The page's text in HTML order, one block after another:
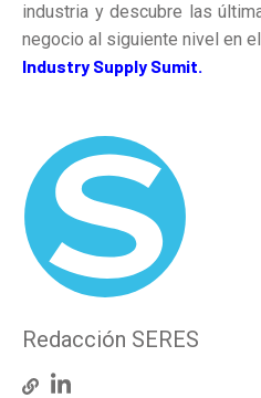
industria y descubre las
negocio al siguiente nivel en el
Industry Supply Sumit.
Redacción SERES